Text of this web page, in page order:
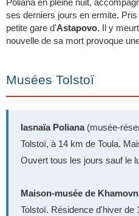
Poliana en pleine nuit,
ses derniers jours en ermite.
petite gare d'Astapovo. Il y
nouvelle de sa mort provoque
Musées Tolstoï
Iasnaïa Poliana(musée-
Tolstoï, à 14 km de Toula.
Ouvert tous les jours sauf le
Maison-musée de
Tolstoï. Résidence d'hiver de